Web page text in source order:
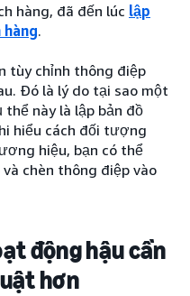
hàng, đã đến lúc lập
.
tùy chỉnh thông điệp
Đó là lý do tại sao một
này là lập bản đồ
hiểu cách đối tượng
hiệu, bạn có thể
chèn thông điệp vào
động hậu cần
hơn